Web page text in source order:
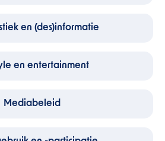
en (des)informatie
en entertainment
Mediabeleid